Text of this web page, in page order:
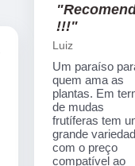
!!!"
Luiz
Um paraíso
quem ama as
plantas. Em
de mudas
frutíferas tem
grande
com o preço
compatível ao